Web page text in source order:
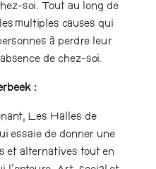
soi. Tout au long de
multiples causes qui
à perdre leur
de chez-soi.
:
Les Halles de
essaie de donner une
et alternatives tout en